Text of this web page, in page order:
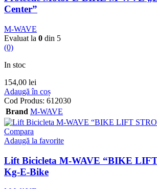
Center”
M-WAVE
Evaluat la 0 din 5
(0)
In stoc
154,00 lei
Adaugă în coș
Cod Produs: 612030
Brand M-WAVE
Compara
Adaugă la favorite
Lift Bicicleta M-WAVE “BIKE
Kg-E-Bike